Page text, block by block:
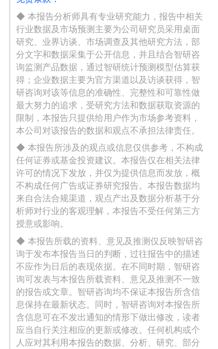
◆ 本报告分析师具有专业研究能力，报告中相关
行业数据及市场预测主要为公司研究员采用桌面
研究、业界访谈、市场调查及其他研究方法，部
分文字和数据采集于公开信息，并且结合智研咨
询监测产品数据，通过智研统计预测模型估算获
得；企业数据主要为官方渠道以及访谈获得，智
研咨询对该等信息的准确性、完整性和可靠性做
最大努力的追求，受研究方法和数据获取资源的
限制，本报告只提供给用户作为市场参考资料，
本公司对该报告的数据和观点不承担法律责任。
◆ 本报告所涉及的观点或信息仅供参考，不构成
任何证券或基金投资建议。本报告仅在相关法律
许可的情况下发放，并仅为提供信息而发放，概
不构成任何广告或证券研究报告。本报告数据均
来自合法合规渠道，观点产出及数据分析基于分
析师对行业的客观理解，本报告不受任何第三方
授意或影响。
◆ 本报告所载的资料、意见及推测仅反映智研咨
询于发布本报告当日的判断，过往报告中的描述
不应作为日后的表现依据。在不同时期，智研咨
询可发表与本报告所载资料、意见及推测不一致
的报告或文章。智研咨询均不保证本报告所含信
息保持在最新状态。同时，智研咨询对本报告所
含信息可在不发出通知的情形下做出修改，读者
应当自行关注相应的更新或修改。任何机构或个
人应对其利用本报告的数据、分析、研究、部分